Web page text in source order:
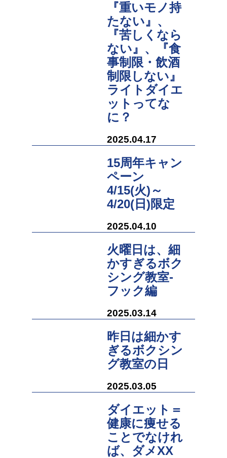
『重いモノ持
たない』、
『苦しくなら
ない』、『食
事制限・飲酒
制限しない』
ライトダイエ
ットってな
に？
2025.04.17
15周年キャン
ペーン
4/15(火)～
4/20(日)限定
2025.04.10
火曜日は、細
かすぎるボク
シング教室‐
フック編
2025.03.14
昨日は細かす
ぎるボクシン
グ教室の日
2025.03.05
ダイエット＝
健康に痩せる
ことでなけれ
ば、ダメXX